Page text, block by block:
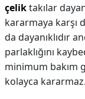
çeliktakılar
kararmaya karşı
da dayanıklıdır
parlaklığını
minimum bakım
kolayca kararmaz.